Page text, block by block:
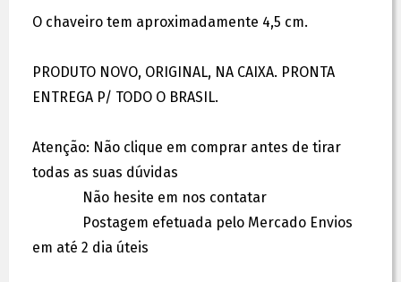
O chaveiro tem aproximadamente 4,5 cm.
PRODUTO NOVO, ORIGINAL, NA CAIXA. PRONTA
ENTREGA P/ TODO O BRASIL.
Atenção: Não clique em comprar antes de tirar
todas as suas dúvidas
Não hesite em nos contatar
Postagem efetuada pelo Mercado Envios
em até 2 dia úteis